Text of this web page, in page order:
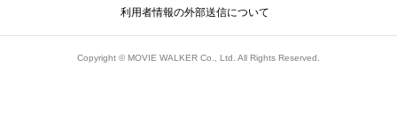
利用者情報の外部送信について
Copyright © MOVIE WALKER Co., Ltd. All Rights Reserved.